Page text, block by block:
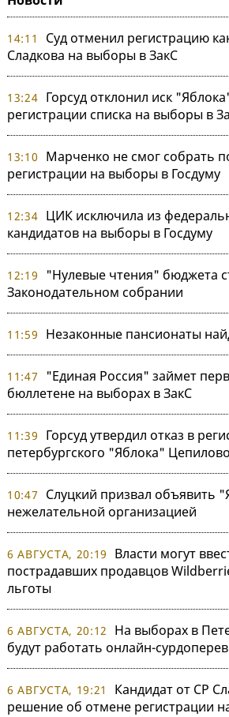
14:11
Суд отменил регистрацию
Сладкова на выборы в ЗакС
13:24 Горсуд отклонил иск
регистрации списка на выборы в
13:10
Марченко не смог собрать
регистрации на выборы в Госдуму
12:34 ЦИК исключила из
кандидатов на выборы в Госдуму
12:19
"Нулевые чтения" бюджета
Законодательном собрании
11:59 Незаконные пансионаты
11:47
"Единая Россия" займет
бюллетене на выборах в ЗакС
11:39
Горсуд утвердил отказ в
петербургского "Яблока"
10:47
Слуцкий призвал объявить
нежелательной организацией
6 АВГУСТА, 20:19
Власти могут
пострадавших продавцов
льготы
6 АВГУСТА, 20:12
На выборах в
будут работать онлайн-
6 АВГУСТА, 19:21
Кандидат от СР
решение об отмене регистрации